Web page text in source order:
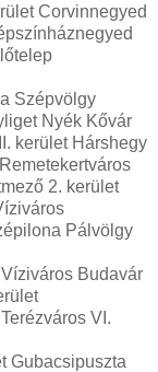
Corvinnegyed
Szépvölgy
Nyék Kővár
kerület Hárshegy
2. kerület
Pálvölgy
Budavár
VI.
Gubacsipuszta